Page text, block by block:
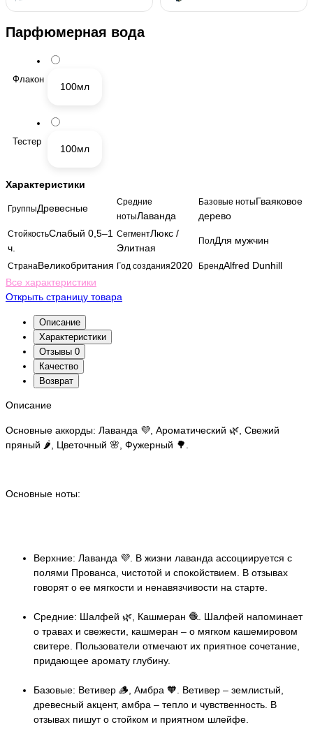
Парфюмерная вода
Флакон
100мл
Тестер
100мл
Характеристики
ГруппыДревесные
Средние
нотыЛаванда
Базовые нотыГваяковое
дерево
СтойкостьСлабый 0,5–1
ч.
СегментЛюкс /
Элитная
ПолДля мужчин
СтранаВеликобритания Год создания2020 БрендAlfred Dunhill
Все характеристики
Открыть страницу товара
Описание
Характеристики
Отзывы 0
Качество
Возврат
Описание
Основные аккорды: Лаванда 💜, Ароматический 🌿, Свежий
пряный 🌶️, Цветочный 🌸, Фужерный 🌳.
Основные ноты:
Верхние: Лаванда 💜. В жизни лаванда ассоциируется с
полями Прованса, чистотой и спокойствием. В отзывах
говорят о ее мягкости и ненавязчивости на старте.
Средние: Шалфей 🌿, Кашмеран 🧶. Шалфей напоминает
о травах и свежести, кашмеран – о мягком кашемировом
свитере. Пользователи отмечают их приятное сочетание,
придающее аромату глубину.
Базовые: Ветивер 🪵, Амбра 🧡. Ветивер – землистый,
древесный акцент, амбра – тепло и чувственность. В
отзывах пишут о стойком и приятном шлейфе.